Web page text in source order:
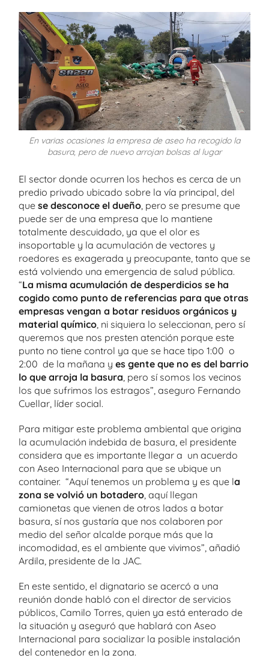
En varias ocasiones la empresa de aseo ha recogido la
basura, pero de nuevo arrojan bolsas al lugar
El sector donde ocurren los hechos es cerca de un
predio privado ubicado sobre la vía principal, del
que se desconoce el dueño , pero se presume que
puede ser de una empresa que lo mantiene
totalmente descuidado, ya que el olor es
insoportable y la acumulación de vectores y
roedores es exagerada y preocupante, tanto que se
está volviendo una emergencia de salud pública.
“La misma acumulación de desperdicios se ha
cogido como punto de referencias para que otras
empresas vengan a botar residuos orgánicos y
material químico , ni siquiera lo seleccionan, pero sí
queremos que nos presten atención porque este
punto no tiene control ya que se hace tipo 1:00 o
2:00 de la mañana y es gente que no es del barrio
lo que arroja la basura , pero sí somos los vecinos
los que sufrimos los estragos”, aseguro Fernando
Cuellar, líder social.
Para mitigar este problema ambiental que origina
la acumulación indebida de basura, el presidente
considera que es importante llegar a un acuerdo
con Aseo Internacional para que se ubique un
container. “Aquí tenemos un problema y es que la
zona se volvió un botadero , aquí llegan
camionetas que vienen de otros lados a botar
basura, sí nos gustaría que nos colaboren por
medio del señor alcalde porque más que la
incomodidad, es el ambiente que vivimos”, añadió
Ardila, presidente de la JAC.
En este sentido, el dignatario se acercó a una
reunión donde habló con el director de servicios
públicos, Camilo Torres, quien ya está enterado de
la situación y aseguró que hablará con Aseo
Internacional para socializar la posible instalación
del contenedor en la zona.